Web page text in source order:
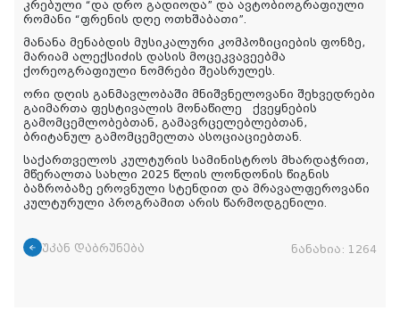
კრებული “და დრო გადიოდა” და ავტობიოგრაფიული
რომანი “ფრენის დღე ოთხშაბათი”.
მანანა მენაბდის მუსიკალური კომპოზიციების ფონზე,
მარიამ ალექსიძის დასის მოცეკვავეებმა
ქორეოგრაფიული ნომრები შეასრულეს.
ორი დღის განმავლობაში მნიშვნელოვანი შეხვედრები
გაიმართა ფესტივალის მონაწილე ქვეყნების
გამომცემლობებთან, გამავრცელებლებთან,
ბრიტანულ გამომცემელთა ასოციაციებთან.
საქართველოს კულტურის სამინისტროს მხარდაჭრით,
მწერალთა სახლი 2025 წლის ლონდონის წიგნის
ბაზრობაზე ეროვნული სტენდით და მრავალფეროვანი
კულტურული პროგრამით არის წარმოდგენილი.
უკან დაბრუნება ნანახია: 1264